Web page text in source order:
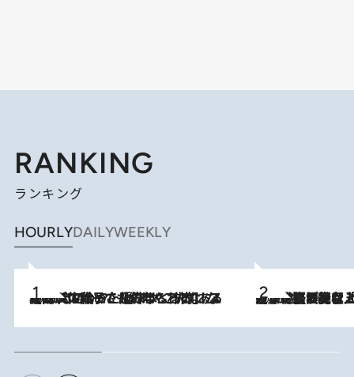
RANKING
ランキング
HOURLYDAILYWEEKLY
2026.8.5
【阿川佐和子さんの年とる力】なぜ70代で始めた趣味は“こんなに楽しい”のか？ ピアノ、俳句…スランプに陥っても続けられる“ある秘訣”とは 2026.8.5
【なぜ吉沢亮は「気配を消せる」のか？】興行収入208億の『国宝』を経て挑むミュージカル『ディア・エヴァン・ハンセン』。トップ俳優が舞台上でさらけ出した“孤独”とは